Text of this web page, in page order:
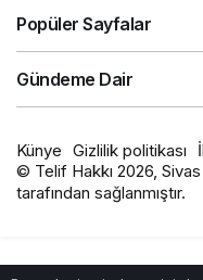
Popüler Sayfalar
Gündeme Dair
Künye Gizlilik politikası
© Telif Hakkı 2026, Sivas
tarafından sağlanmıştır.